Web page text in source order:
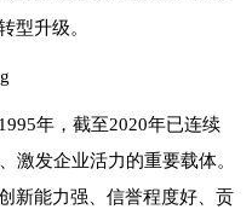
型升级。
年，截至2020年已连续
激发企业活力的重要载体。
新能力强、信誉程度好、贡